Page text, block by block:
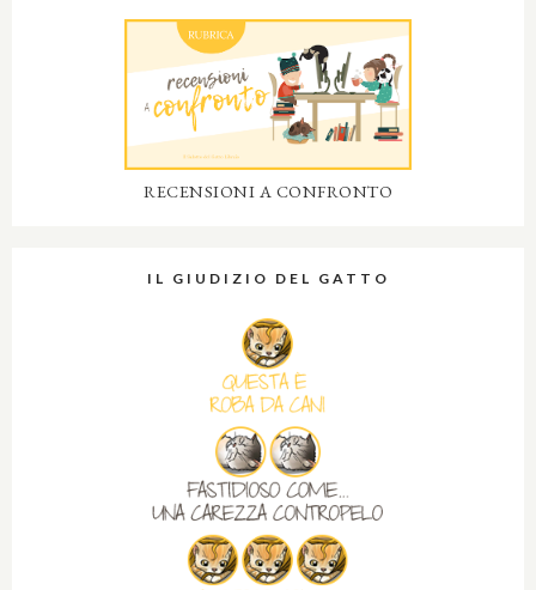
RECENSIONI A CONFRONTO
IL GIUDIZIO DEL GATTO